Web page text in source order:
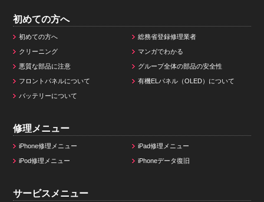
初めての方へ
初めての方へ 総務省登録修理業者
クリーニング マンガでわかる
悪質な部品に注意 グループ全体の部品の安全性
フロントパネルについて 有機ELパネル（OLED）について
バッテリーについて
修理メニュー
iPhone修理メニュー iPad修理メニュー
iPod修理メニュー iPhoneデータ復旧
サービスメニュー